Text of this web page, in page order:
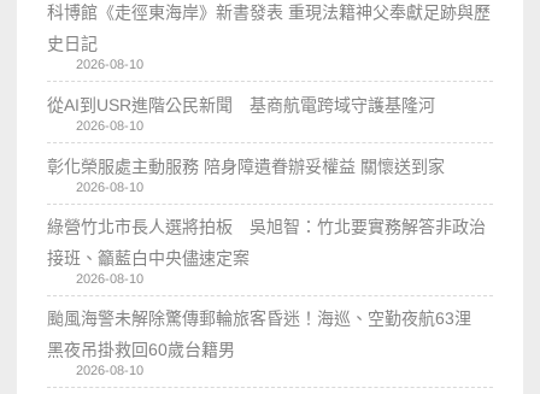
科博館《走徑東海岸》新書發表 重現法籍神父奉獻足跡與歷
史日記
2026-08-10
從AI到USR進階公民新聞 基商航電跨域守護基隆河
2026-08-10
彰化榮服處主動服務 陪身障遺眷辦妥權益 關懷送到家
2026-08-10
綠營竹北市長人選將拍板 吳旭智：竹北要實務解答非政治
接班、籲藍白中央儘速定案
2026-08-10
颱風海警未解除驚傳郵輪旅客昏迷！海巡、空勤夜航63浬
黑夜吊掛救回60歲台籍男
2026-08-10